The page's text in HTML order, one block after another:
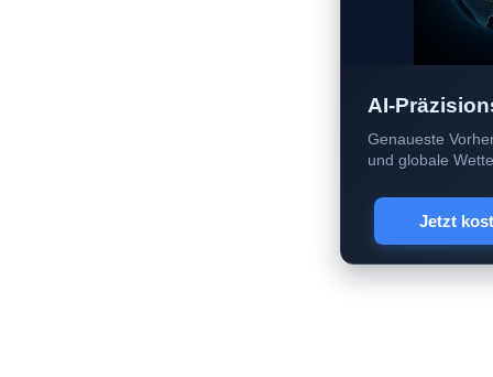
AI-
Genaueste
und globale
Jetzt